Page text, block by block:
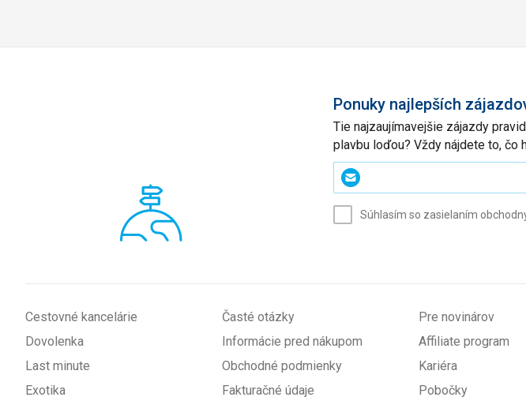
Ponuky najlepších
Tie najzaujímavejšie zájazdy
plavbu loďou? Vždy nájdete to, čo
Zadajte
svoj
Súhlasím so zasielaním
Cestovné kancelárie
Dovolenka
Last minute
Exotika
Časté otázky
Informácie pred nákupom
Obchodné podmienky
Fakturačné údaje
Pre novinárov
Affiliate program
Kariéra
Pobočky